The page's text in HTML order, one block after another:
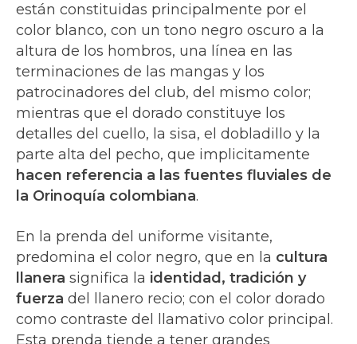
están constituidas principalmente por el
color blanco, con un tono negro oscuro a la
altura de los hombros, una línea en las
terminaciones de las mangas y los
patrocinadores del club, del mismo color;
mientras que el dorado constituye los
detalles del cuello, la sisa, el dobladillo y la
parte alta del pecho, que implicitamente
hacen referencia a las fuentes fluviales de
la Orinoquía colombiana.
En la prenda del uniforme visitante,
predomina el color negro, que en la cultura
llanera significa la identidad, tradición y
fuerza del llanero recio; con el color dorado
como contraste del llamativo color principal.
Esta prenda tiende a tener grandes